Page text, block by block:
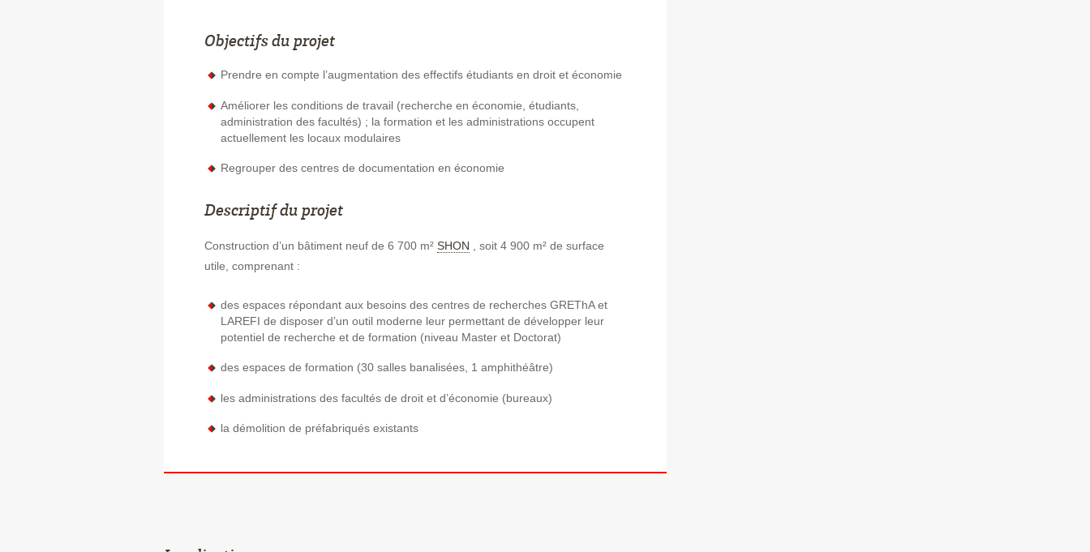
Objectifs du projet
Prendre en compte l’augmentation des effectifs étudiants en droit et économie
Améliorer les conditions de travail (recherche en économie, étudiants,
administration des facultés) ; la formation et les administrations occupent
actuellement les locaux modulaires
Regrouper des centres de documentation en économie
Descriptif du projet
Construction d’un bâtiment neuf de 6 700 m² SHON , soit 4 900 m² de surface
utile, comprenant :
des espaces répondant aux besoins des centres de recherches GREThA et
LAREFI de disposer d’un outil moderne leur permettant de développer leur
potentiel de recherche et de formation (niveau Master et Doctorat)
des espaces de formation (30 salles banalisées, 1 amphithéâtre)
les administrations des facultés de droit et d’économie (bureaux)
la démolition de préfabriqués existants